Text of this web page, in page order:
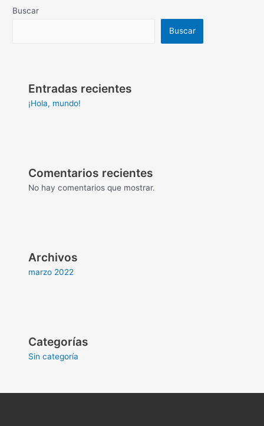
Buscar
Buscar
Entradas recientes
¡Hola, mundo!
Comentarios recientes
No hay comentarios que mostrar.
Archivos
marzo 2022
Categorías
Sin categoría